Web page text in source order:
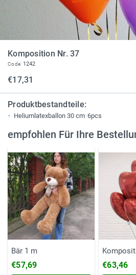
Komposition Nr. 37
Code: 1242
€17,31
Produktbestandteile:
Heliumlatexballon 30 cm 6pcs
empfohlen Für Ihre
Bär 1 m
€57,69
€63,46